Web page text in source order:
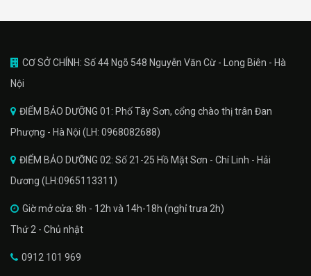
CƠ SỞ CHÍNH: Số 44 Ngõ 548 Nguyễn Văn Cừ - Long Biên - Hà
Nội
ĐIỂM BẢO DƯỠNG 01: Phố Tây Sơn, cổng chào thị trân Đan
Phượng - Hà Nội (LH: 0968082688)
ĐIỂM BẢO DƯỠNG 02: Số 21-25 Hồ Mặt Sơn - Chí Linh - Hải
Dương (LH:0965113311)
Giờ mở cửa: 8h - 12h và 14h-18h (nghỉ trưa 2h)
Thứ 2 - Chủ nhật
0912 101 969